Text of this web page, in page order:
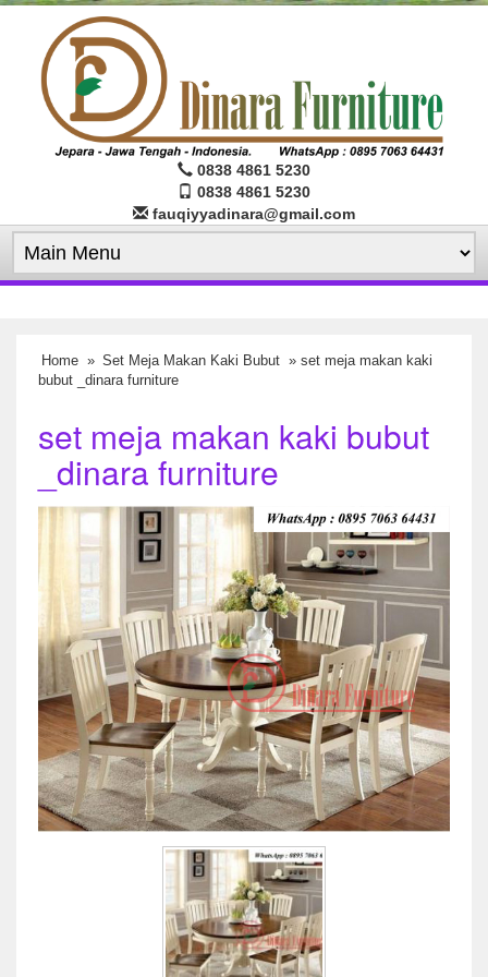
0838 4861 5230
0838 4861 5230
fauqiyyadinara@gmail.com
Home » Set Meja Makan Kaki Bubut » set meja makan kaki
bubut _dinara furniture
set meja makan kaki bubut
_dinara furniture